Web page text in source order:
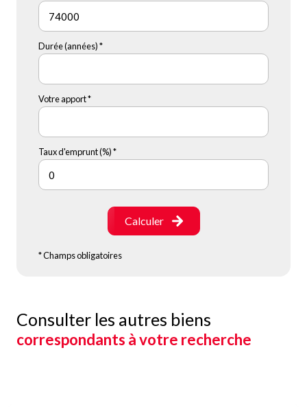
Durée (années) *
Votre apport *
Taux d'emprunt (%) *
Calculer
* Champs obligatoires
Consulter les autres biens
correspondants à votre recherche